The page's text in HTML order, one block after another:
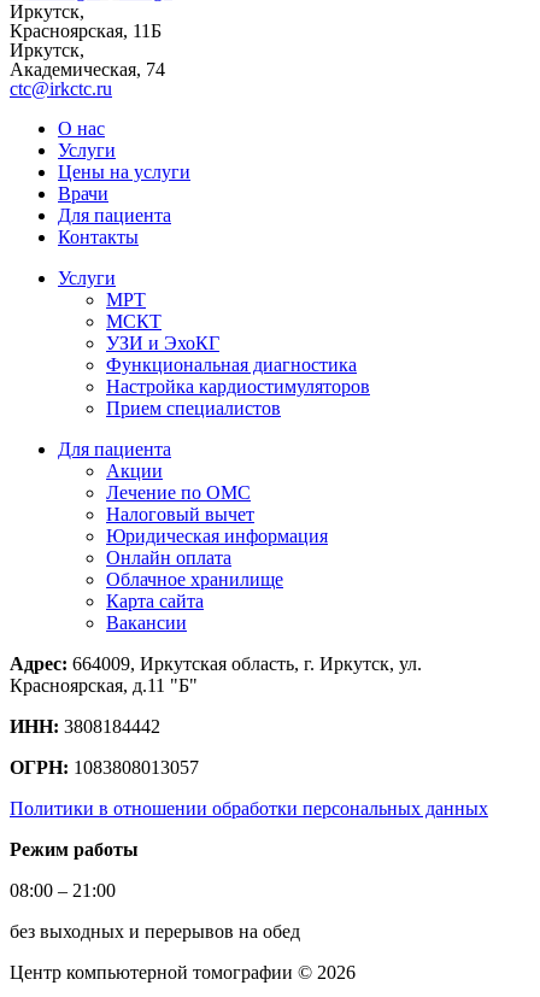
Иркутск,
Красноярская, 11Б
Иркутск,
Академическая, 74
ctc@irkctc.ru
О нас
Услуги
Цены на услуги
Врачи
Для пациента
Контакты
Услуги
МРТ
МСКТ
УЗИ и ЭхоКГ
Функциональная диагностика
Настройка кардиостимуляторов
Прием специалистов
Для пациента
Акции
Лечение по ОМС
Налоговый вычет
Юридическая информация
Онлайн оплата
Облачное хранилище
Карта сайта
Вакансии
Адрес: 664009, Иркутская область, г. Иркутск, ул.
Красноярская, д.11 "Б"
ИНН: 3808184442
ОГРН: 1083808013057
Политики в отношении обработки персональных данных
Режим работы
08:00 – 21:00
без выходных и перерывов на обед
Центр компьютерной томографии © 2026